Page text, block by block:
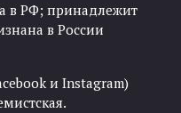
в РФ; принадлежит
в России
и Instagram)